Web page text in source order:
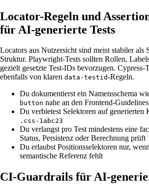
Locator-Regeln und
für AI-generierte Tests
Locators aus Nutzersicht sind meist stabiler als
Struktur. Playwright-Tests sollten Rollen,
gezielt gesetzte Test-IDs bevorzugen. Cypress-
ebenfalls von klaren data-testid-Regeln.
Du dokumentierst ein Namensschema
button nahe an den Frontend-Guidelines
Du verbietest Selektoren auf generierten
.css-1abc23
Du verlangst pro Test mindestens eine
Status, Persistenz oder Berechnung prüft
Du erlaubst Positionsselektoren nur,
semantische Referenz fehlt
CI-Guardrails für AI-